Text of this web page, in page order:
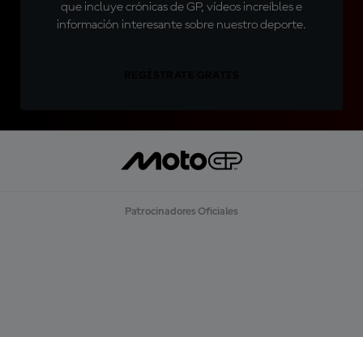
que incluye crónicas de GP, vídeos increíbles e
información interesante sobre nuestro deporte.
Patrocinadores Oficiales